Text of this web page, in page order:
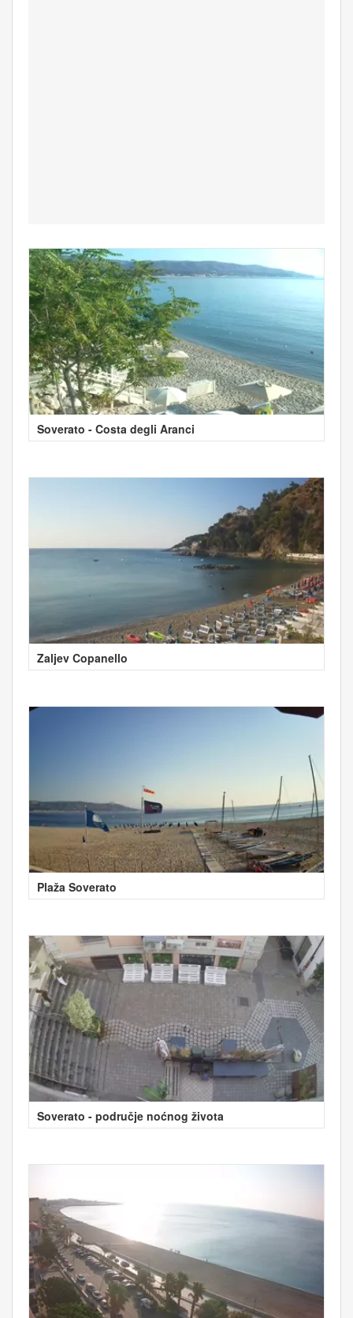
Soverato - Costa degli Aranci
Zaljev Copanello
Plaža Soverato
Soverato - područje noćnog života